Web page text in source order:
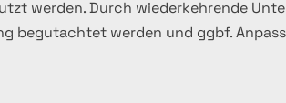
werden. Durch wiederkehrende
begutachtet werden und ggbf.